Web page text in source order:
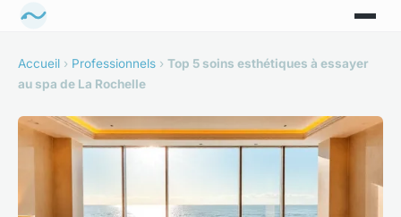
Accueil › Professionnels › Top 5 soins esthétiques à essayer
au spa de La Rochelle